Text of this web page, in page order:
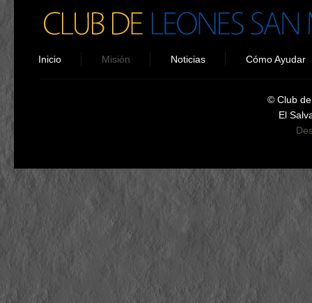
Inicio Misión Noticias Cómo Ayudar
© Club
El